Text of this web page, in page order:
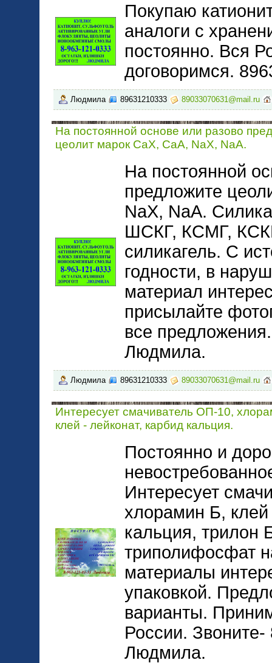
Покупаю
аналоги с
постоянно. Вся
договоримся.
Людмила 89631210333 89033070631@mail.ru
На постоянной основе или разово
цеолит марок CaX, CaA, NaX, NaA.
На постоянной
предложите
NaX, NaA.
ШСКГ, КСМГ,
силикагель. С
годности, в
материал
присылайте
все
Людмила.
Людмила 89631210333 89033070631@mail.ru
Интересует смачиватель ОП-10,
клей - лейконат, карбид кальция.
Постоянно и
Интересует
хлорамин Б, клей
кальция, трилон
триполифосфат
материалы
упаковкой.
варианты.
России.
Людмила.